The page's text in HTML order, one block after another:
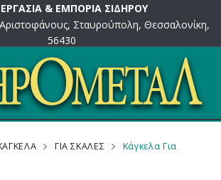
& ΕΜΠΟΡΙΑ ΣΙΔΗΡΟΥ
Σταυρούπολη, Θεσσαλονίκη,
56430
ΓΙΑ ΣΚΑΛΕΣ
Κάγκελα Για